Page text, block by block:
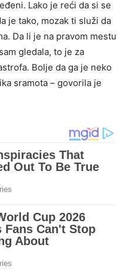
Lako je reći da si se
je tako, mozak ti služi da
Da li je na pravom mestu
gledala, to je za
Bolje da ga je neko
sramota – govorila je